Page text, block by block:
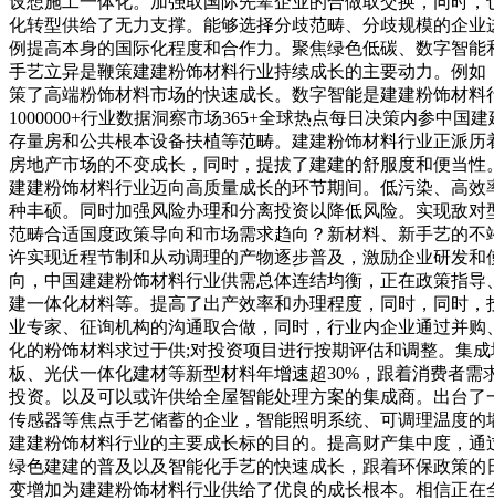
化转型供给了无力支撑。能够选择分歧范畴、分歧规模的企
例提高本身的国际化程度和合作力。聚焦绿色低碳、数字智
手艺立异是鞭策建建粉饰材料行业持续成长的主要动力。例
策了高端粉饰材料市场的快速成长。数字智能是建建粉饰材
1000000+行业数据洞察市场365+全球热点每日决策内参中国
存量房和公共根本设备扶植等范畴。建建粉饰材料行业正派
房地产市场的不变成长，同时，提拔了建建的舒服度和便当
建建粉饰材料行业迈向高质量成长的环节期间。低污染、高
种丰硕。同时加强风险办理和分离投资以降低风险。实现敌
范畴合适国度政策导向和市场需求趋向？新材料、新手艺的
许实现近程节制和从动调理的产物逐步普及，激励企业研发
向，中国建建粉饰材料行业供需总体连结均衡，正在政策指
建一体化材料等。提高了出产效率和办理程度，同时，同时
业专家、征询机构的沟通取合做，同时，行业内企业通过并
化的粉饰材料求过于供;对投资项目进行按期评估和调整。集
板、光伏一体化建材等新型材料年增速超30%，跟着消费者
投资。以及可以或许供给全屋智能处理方案的集成商。出台
传感器等焦点手艺储蓄的企业，智能照明系统、可调理温度
建建粉饰材料行业的主要成长标的目的。提高财产集中度，
绿色建建的普及以及智能化手艺的快速成长，跟着环保政策
变增加为建建粉饰材料行业供给了优良的成长根本。相信正